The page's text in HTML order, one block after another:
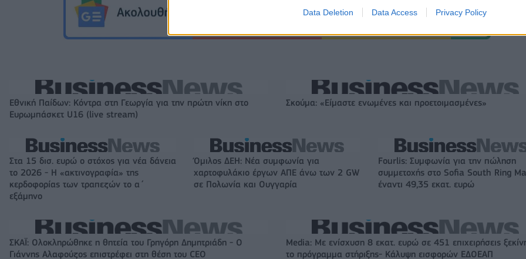
Data Deletion Data Access Privacy Policy
Εθνική Παίδων: Κόντρα στη Γεωργία για την πρώτη νίκη στο
Ευρωμπάσκετ U16 (live stream)
Σκούμα: «Είμαστε ενωμένες και προετοιμασμένες»
Στα 15 δισ. ευρώ ο στόχος για νέα δάνεια
το 2026 - Η «ακτινογραφία» της
κερδοφορίας των τραπεζών το α΄
εξάμηνο
Όμιλος ΔΕΗ: Νέα συμφωνία για
χαρτοφυλάκιο έργων ΑΠΕ άνω των 2 GW
σε Πολωνία και Ουγγαρία
Fourlis: Συμφωνία για την πώληση
συμμετοχής στο Sofia South Ring
έναντι 49,35 εκατ. ευρώ
ΣΚΑΪ: Ολοκληρώθηκε η θητεία του Γρηγόρη Δημητριάδη - Ο
Γιάννης Αλαφούζος επιστρέφει στη θέση του CEO
Media: Με ενίσχυση 8 εκατ. ευρώ σε 451 επιχειρήσεις
το πρόγραμμα στήριξης- Κάλυψη εισφορών ΕΔΟΕΑΠ